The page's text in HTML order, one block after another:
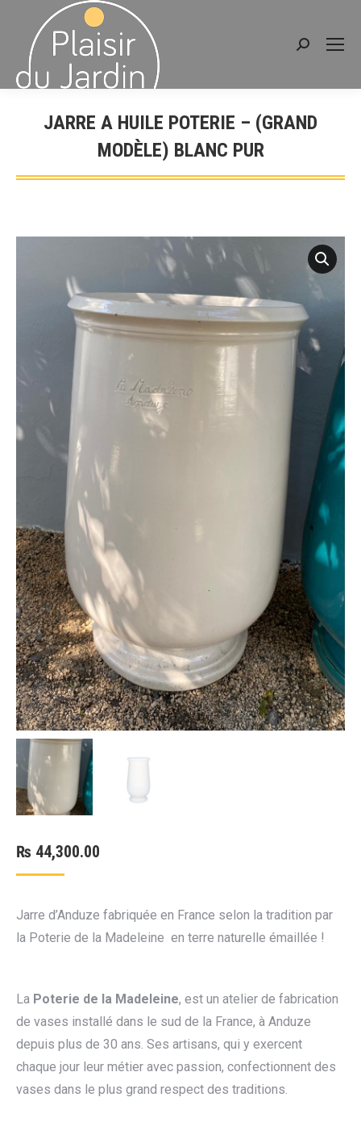
Recherche
JARRE A HUILE POTERIE – (GRAND
MODÈLE) BLANC PUR
Vous êtes ici :
₨ 44,300.00
Jarre d’Anduze fabriquée en France selon la tradition par
la Poterie de la Madeleine en terre naturelle émaillée !
La Poterie de la Madeleine, est un atelier de fabrication
de vases installé dans le sud de la France, à Anduze
depuis plus de 30 ans. Ses artisans, qui y exercent
chaque jour leur métier avec passion, confectionnent des
vases dans le plus grand respect des traditions.